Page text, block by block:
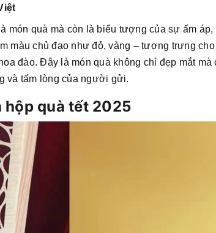
món quà mà còn là biểu tượng của sự ấm áp,
màu chủ đạo như đỏ, vàng – tượng trưng
đào. Đây là món quà không chỉ đẹp mắt mà
và tấm lòng của người gửi.
hộp quà tết 2025